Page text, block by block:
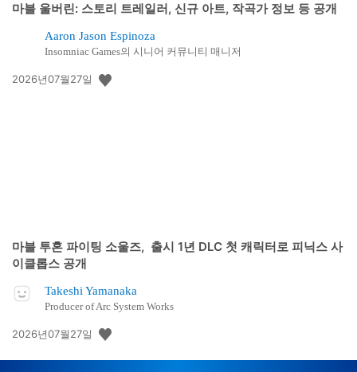
마블 울버린: 스토리 트레일러, 신규 아트, 작곡가 정보 등 공개
Aaron Jason Espinoza
Insomniac Games의 시니어 커뮤니티 매니저
공
2026년07월27일
마블 투혼 파이팅 소울즈, 출시 1년 DLC 첫 캐릭터로 피닉스 사
이클롭스 공개
Takeshi Yamanaka
Producer of Arc System Works
공
일:
2026년07월27일